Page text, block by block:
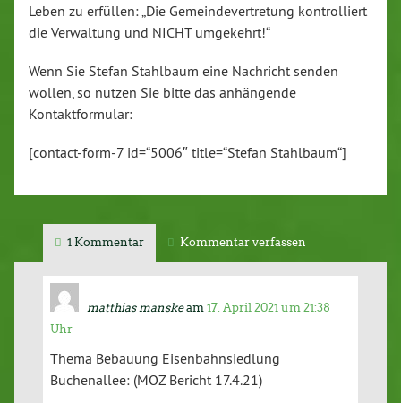
Leben zu erfüllen: „Die Gemeindevertretung kontrolliert
die Verwaltung und NICHT umgekehrt!“
Wenn Sie Stefan Stahlbaum eine Nachricht senden
wollen, so nutzen Sie bitte das anhängende
Kontaktformular:
[contact-form-7 id=“5006″ title=“Stefan Stahlbaum“]
1 Kommentar Kommentar verfassen
matthias manske am17. April 2021 um 21:38
Uhr
Thema Bebauung Eisenbahnsiedlung
Buchenallee: (MOZ Bericht 17.4.21)